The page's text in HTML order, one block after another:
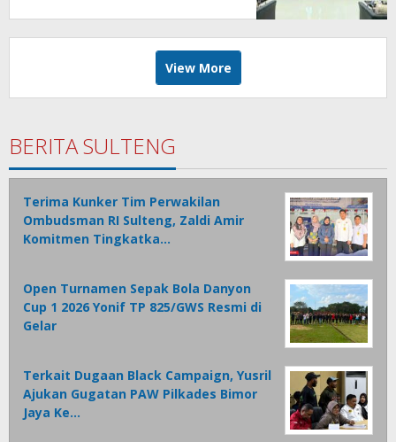
View More
BERITA SULTENG
Terima Kunker Tim Perwakilan
Ombudsman RI Sulteng, Zaldi Amir
Komitmen Tingkatka…
Open Turnamen Sepak Bola Danyon
Cup 1 2026 Yonif TP 825/GWS Resmi di
Gelar
Terkait Dugaan Black Campaign, Yusril
Ajukan Gugatan PAW Pilkades Bimor
Jaya Ke…